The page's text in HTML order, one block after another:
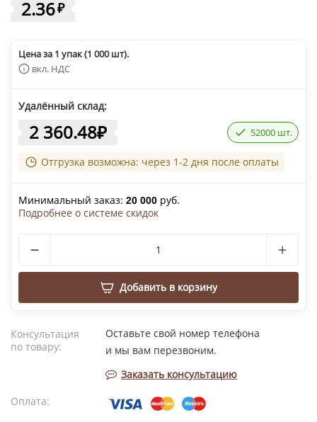
2.36₽
Цена за 1 упак (1 000 шт).
вкл. НДС
Удалённый склад:
2 360.48₽ 52000 шт.
Отгрузка возможна: через 1-2 дня после оплаты
Минимальный заказ: 20 000 руб.
Подробнее о системе скидок
Добавить в корзину
Консультация
по товару:
Оставьте свой номер телефона
и мы вам перезвоним.
Заказать консультацию
Оплата: